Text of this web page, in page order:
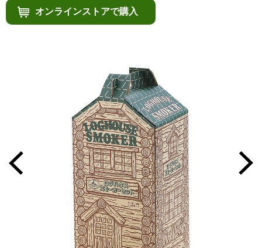
オンラインストアで購入